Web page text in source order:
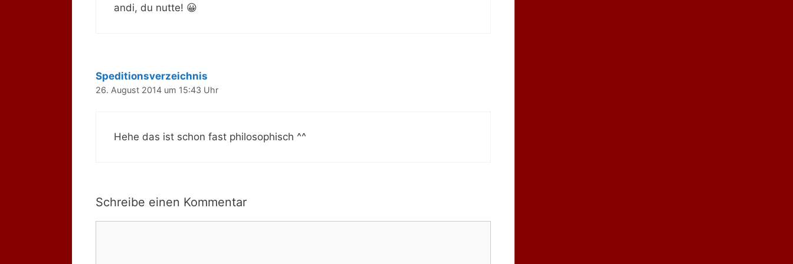
andi, du nutte! 😀
Speditionsverzeichnis
26. August 2014 um 15:43 Uhr
Hehe das ist schon fast philosophisch ^^
Schreibe einen Kommentar